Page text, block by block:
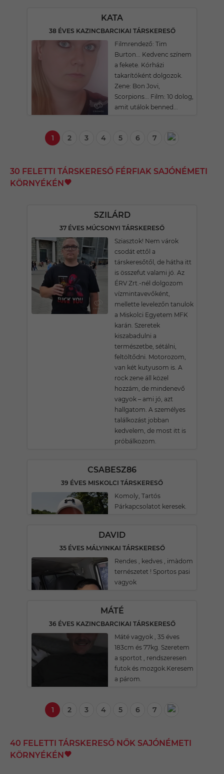
KATA
38 ÉVES KAZINCBARCIKAI TÁRSKERESŐ
Filmrendező: Tim
Burton... Kedvenc színem
a fekete. Kórházi
takarítóként dolgozok.
Zene: Bon Jovi,
Scorpions... Film: 10 dolog,
amit utálok benned...
1 2 3 4 5 6 7
30 FELETTI TÁRSKERESŐ FÉRFIAK SAJÓNÉMETI
KÖRNYÉKÉN
SZILÁRD
37 ÉVES MÚCSONYI TÁRSKERESŐ
Sziasztok! Nem várok
csodát ettől a
társkeresőtől, de hátha itt
is összefut valami jó. Az
ÉRV Zrt.-nél dolgozom
vízmintavevőként,
mellette levelezőn tanulok
a Miskolci Egyetem MFK
karán. Szeretek
kiszabadulni a
természetbe, sétálni,
feltöltődni. Motorozom,
van két kutyusom is. A
rock zene áll közel
hozzám, de mindenevő
vagyok – ami jó, azt
hallgatom. A személyes
találkozást jobban
kedvelem, de most itt is
próbálkozom.
CSABESZ86
39 ÉVES MISKOLCI TÁRSKERESŐ
Komoly, Tartós
Párkapcsolatot keresek.
DAVID
35 ÉVES MÁLYINKAI TÁRSKERESŐ
Rendes , kedves , imàdom
ternészetet ! Sportos pasi
vagyok
MÁTÉ
36 ÉVES KAZINCBARCIKAI TÁRSKERESŐ
Máté vagyok , 35 éves
183cm és 77kg. Szeretem
a sportot , rendszeresen
futok és mozgok.Keresem
a párom.
1 2 3 4 5 6 7
40 FELETTI TÁRSKERESŐ NŐK SAJÓNÉMETI
KÖRNYÉKÉN